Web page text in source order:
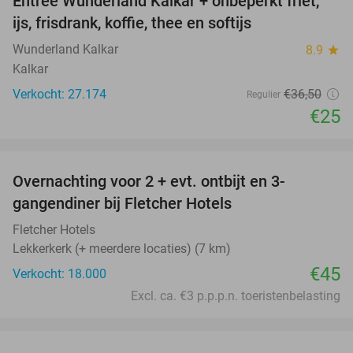
32%
ijs, frisdrank, koffie, thee en softijs
Wunderland Kalkar 8.9 star
Kalkar
Verkocht: 27.174
Regulier €36,50
€25
Overnachting voor 2 + evt. ontbijt en 3-
gangendiner bij Fletcher Hotels
Fletcher Hotels
Lekkerkerk (+ meerdere locaties) (7 km)
Verkocht: 18.000
€45
Excl. ca. €3 p.p.p.n. toeristenbelasting